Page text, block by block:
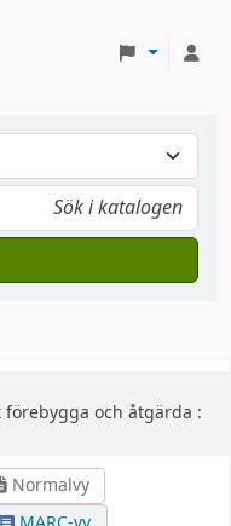
förebygga och åtgärda :
Normalvy